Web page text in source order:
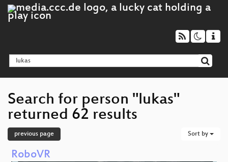
Search for person "lukas"
returned 62 results
previous page Sort by
RoboVR